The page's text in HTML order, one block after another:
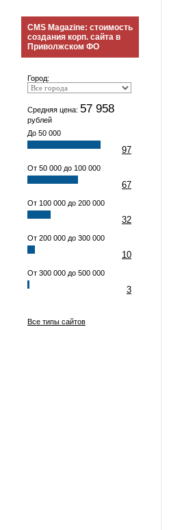
CMS Magazine: стоимость
создания корп. сайта в
Приволжском ФО
Город:
Средняя цена: 57 958
рублей
До 50 000
97
От 50 000 до 100 000
67
От 100 000 до 200 000
32
От 200 000 до 300 000
10
От 300 000 до 500 000
3
Все типы сайтов